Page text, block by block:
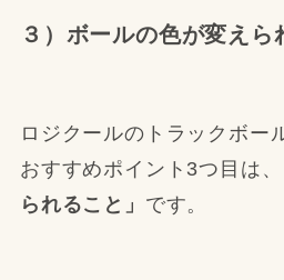
３）ボールの色が変えら
ロジクールのトラックボー
おすすめポイント3つ目は、
られること」 です。